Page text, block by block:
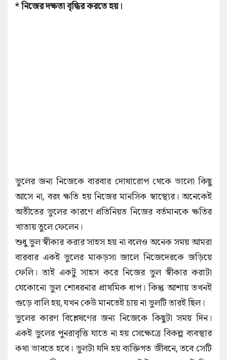
* নিজের দক্ষতা বৃদ্ধির করতে হয়।
ভুলের জন্য নিজেকে বারবার দোষারোপ থেকে ভালো কিছু
আসে না, বরং ক্ষতি হয় নিজের মানসিক স্বাস্থ্যের। অনেকেই
অতীতের ভুলের কারণে প্রতিনিয়ত নিজের বর্তমানকে ক্ষতির
খাতায় তুলে ফেলেন।
শুধু ভুল স্বীকার করার সাহস হয় না বলেও অনেক সময় আমরা
বারবার একই ভুলের মাকড়সা জালে নিজেদেরকে জড়িয়ে
ফেলি। তাই একটু সাহস করে নিজের ভুল স্বীকার করাটা
যেকোনো ভুল শোধরনার প্রাথমিক ধাপ। কিন্তু আশায় তখনই
গুড়ে বালি হয়, যখন কেউ মানতেই চায় না ভুলটি তারই ছিল।
ভুলের কারণ বিশ্লেষণের জন্য নিজেকে কিছুটা সময় দিন।
একই ভুলের পুনরাবৃত্তি যাতে না হয় সেক্ষেত্রে বিকল্প ব্যবস্থার
কথা ভাবতে হবে। ভুলটা যদি হয় ব্যক্তিগত জীবনে, তবে সেটি